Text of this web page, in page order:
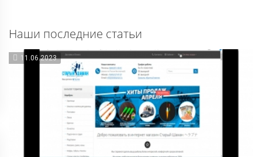
Наши последние статьи
11.06.2023